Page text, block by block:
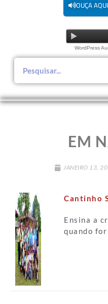
OUÇA
WordPress
EM
JANEIRO 13,
Cantinho
Ensina a
quando